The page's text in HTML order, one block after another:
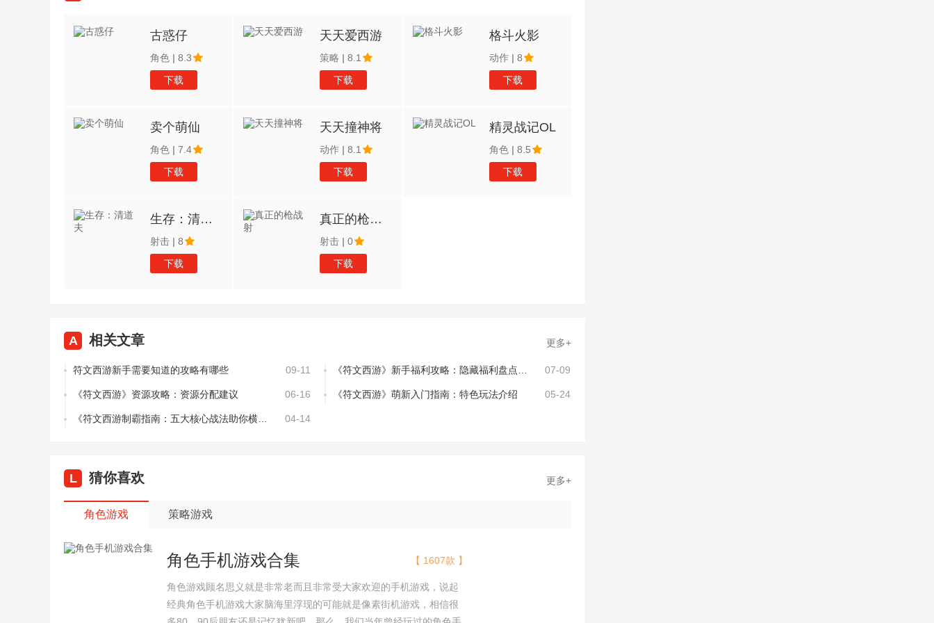
古惑仔
角色 | 8.3
下载
天天爱西游
策略 | 8.1
下载
格斗火影
动作 | 8
下载
卖个萌仙
角色 | 7.4
下载
天天撞神将
动作 | 8.1
下载
精灵战记OL
角色 | 8.5
下载
生存：清道夫
射击 | 8
下载
真正的枪战射
射击 | 0
下载
A 相关文章 更多+
符文西游新手需要知道的攻略有哪些 09-11 07-09
《符文西游》资源攻略：资源分配建议 06-16 《符文西游》萌新入门指南：特色玩法介绍 05-24
04-14
L 猜你喜欢 更多+
角色游戏 策略游戏
角色手机游戏合集
角色游戏顾名思义就是非常老而且非常受大家欢迎的手机游戏，说起
经典角色手机游戏大家脑海里浮现的可能就是像素街机游戏，相信很
【 1607款 】